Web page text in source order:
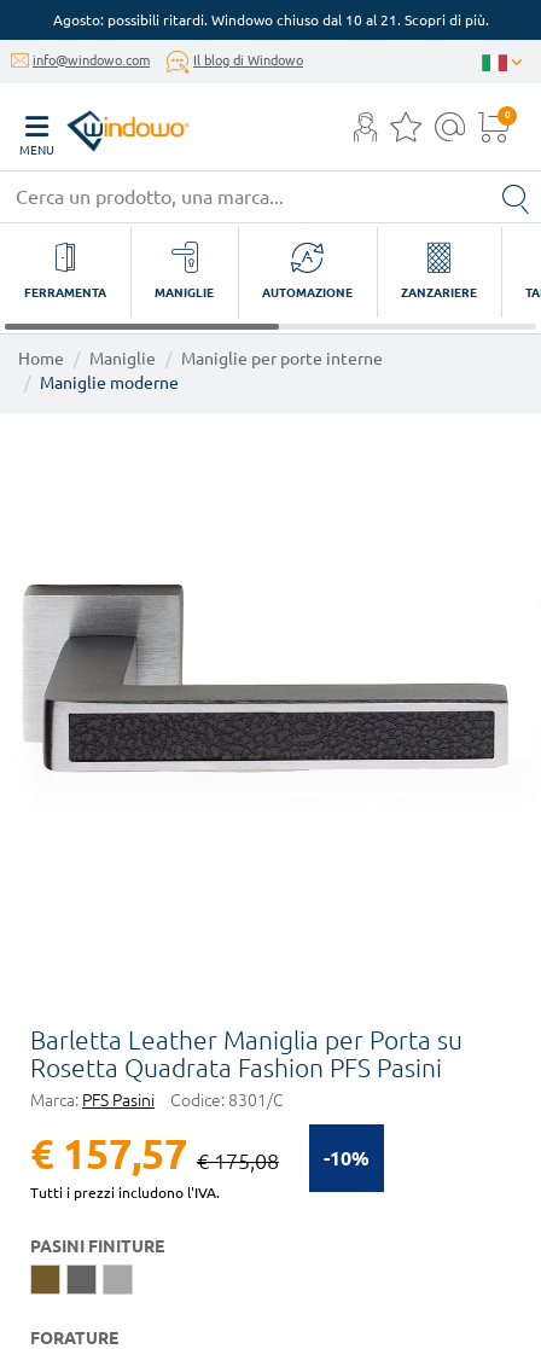
Agosto: possibili ritardi. Windowo chiuso dal 10 al 21. Scopri di più.
info@windowo.com Il blog di Windowo
MENU
0
FERRAMENTA MANIGLIE AUTOMAZIONE ZANZARIERE
Home Maniglie
Maniglie per porte interne
Maniglie moderne
Barletta Leather Maniglia per Porta su
Rosetta Quadrata Fashion PFS Pasini
Marca: PFS Pasini Codice: 8301/C
-10%
€ 157,57 € 175,08
Tutti i prezzi includono l'IVA.
PASINI FINITURE
FORATURE